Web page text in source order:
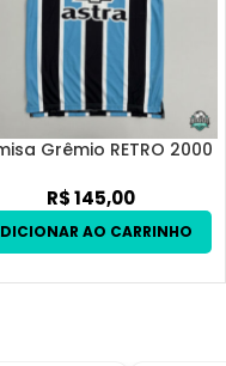
Grêmio RETRO 2000
R$145,00